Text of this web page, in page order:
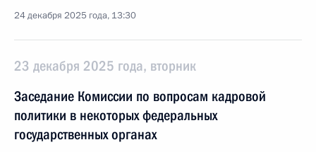
24 декабря 2025 года, 13:30
23 декабря 2025 года, вторник
Заседание Комиссии по вопросам кадровой
политики в некоторых федеральных
государственных органах